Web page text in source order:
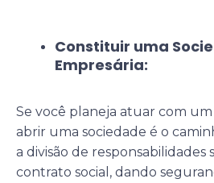
Constituir uma
Empresária:
Se você planeja atuar com um
abrir uma sociedade é o
a divisão de responsabilidades
contrato social, dando